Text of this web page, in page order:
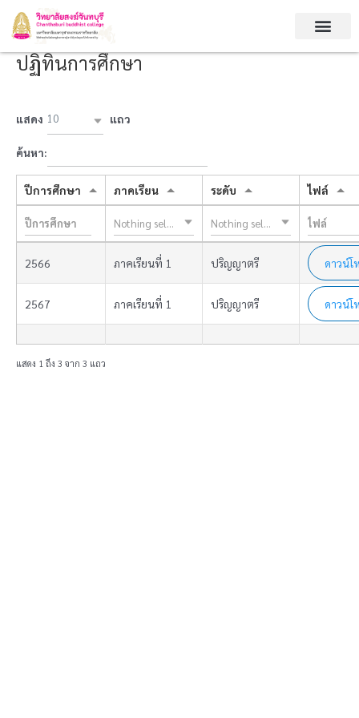
content
ปฏิทินการศึกษา
แสดง 10 แถว
ค้นหา:
ปีการศึกษา ภาคเรียน ระดับ ไฟล์
Nothing selected Nothing selected
2566 ภาคเรียนที่ 1 ปริญญาตรี ดาวน์
2567 ภาคเรียนที่ 1 ปริญญาตรี ดาวน์
แสดง 1 ถึง 3 จาก 3 แถว